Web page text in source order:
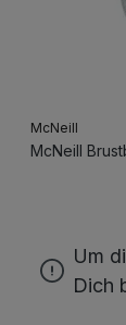
McNeill
McNeill
Um
Dich